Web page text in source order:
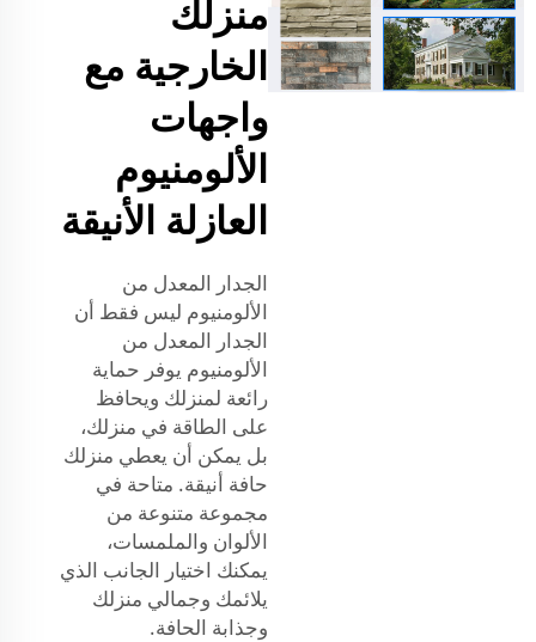
منزلك
الخارجية مع
واجهات
الألومنيوم
العازلة الأنيقة
الجدار المعدل من
الألومنيوم ليس فقط أن
الجدار المعدل من
الألومنيوم يوفر حماية
رائعة لمنزلك ويحافظ
على الطاقة في منزلك،
بل يمكن أن يعطي منزلك
حافة أنيقة. متاحة في
مجموعة متنوعة من
الألوان والملمسات،
يمكنك اختيار الجانب الذي
يلائمك وجمالي منزلك
وجذابة الحافة.